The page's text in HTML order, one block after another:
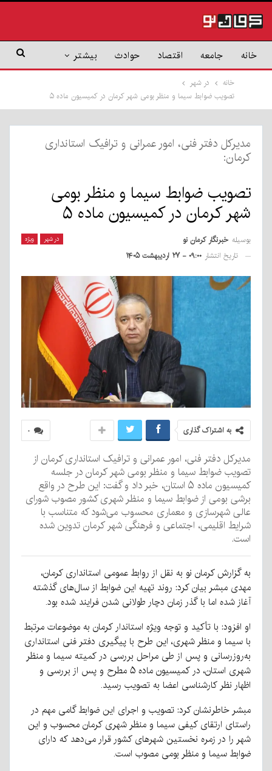
خانه جامعه اقتصاد حوادث بیشتر
خانه
در شهر
تصویب ضوابط سیما و منظر بومی شهر کرمان در کمیسیون ماده ۵
مدیرکل دفتر فنی، امور عمرانی و ترافیک استانداری
کرمان:
تصویب ضوابط سیما و منظر بومی
شهر کرمان در کمیسیون ماده ۵
در شهر ویژه بوسیله خبرنگار کرمان نو
تاریخ انتشار ۰۹:۰۰ - ۲۷ اردیبهشت ۱۴۰۵
۰ به اشتراک گذاری
مدیرکل دفتر فنی، امور عمرانی و ترافیک استانداری کرمان از
تصویب ضوابط سیما و منظر بومی شهر کرمان در جلسه
کمیسیون ماده ۵ استان، خبر داد و گفت: این طرح در واقع
برشی بومی از ضوابط سیما و منظر شهری کشور مصوب شورای
عالی شهرسازی و معماری محسوب می‌شود که متناسب با
شرایط اقلیمی، اجتماعی و فرهنگی شهر کرمان تدوین شده
است.
به گزارش کرمان نو به نقل از روابط عمومی استانداری کرمان،
مهدی مبشر بیان کرد: روند تهیه این ضوابط از سال‌های گذشته
آغاز شده اما با گذر زمان دچار طولانی شدن فرایند شده بود.
او افزود: با تأکید و توجه ویژه استاندار کرمان به موضوعات مرتبط
با سیما و منظر شهری، این طرح با پیگیری دفتر فنی استانداری
به‌روزرسانی و پس از طی مراحل بررسی در کمیته سیما و منظر
شهری استان، در کمیسیون ماده ۵ مطرح و پس از بررسی و
اظهار نظر کارشناسی اعضا به تصویب رسید.
مبشر خاطرنشان کرد: تصویب و اجرای این ضوابط گامی مهم در
راستای ارتقای کیفی سیما و منظر شهری کرمان محسوب و این
شهر را در زمره نخستین شهرهای کشور قرار می‌دهد که دارای
ضوابط سیما و منظر بومی مصوب است.